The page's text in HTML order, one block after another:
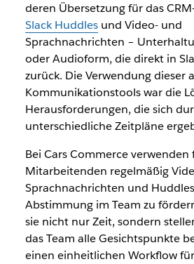
deren Übersetzung für das
Slack Huddlesund Video- und
Sprachnachrichten –
oder Audioform, die direkt in
zurück. Die Verwendung dieser
Kommunikationstools war die
Herausforderungen, die sich
unterschiedliche Zeitpläne
Bei Cars Commerce
Mitarbeitenden regelmäßig
Sprachnachrichten und
Abstimmung im Team zu
sie nicht nur Zeit, sondern
das Team alle Gesichtspunkte
einen einheitlichen Workflow